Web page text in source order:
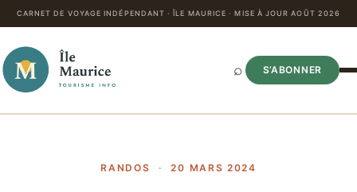
CARNET DE VOYAGE INDÉPENDANT · ÎLE MAURICE · MISE À JOUR AOÛT 2026
⌕ S’ABONNER
RANDOS · 20 MARS 2024